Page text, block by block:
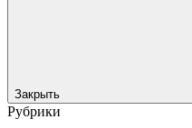
Закрыть
Рубрики